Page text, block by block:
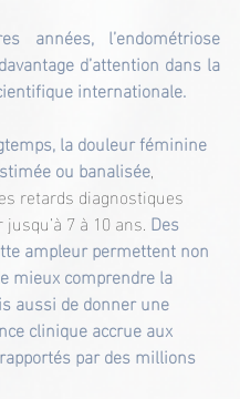
années, l’endométriose
d’attention dans la
internationale.
la douleur féminine
ou banalisée,
retards diagnostiques
7 à 10 ans. Des
ampleur permettent non
mieux comprendre la
aussi de donner une
clinique accrue aux
par des millions